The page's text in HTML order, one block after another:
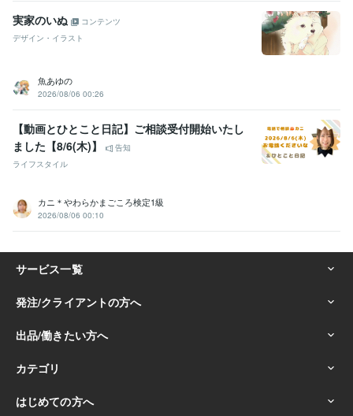
実家のいぬ
コンテンツ
デザイン・イラスト
魚あゆの
2026/08/06 00:26
【動画とひとこと日記】ご相談受付開始いたし
ました【8/6(木)】
告知
ライフスタイル
カニ＊やわらかまごころ検定1級
2026/08/06 00:10